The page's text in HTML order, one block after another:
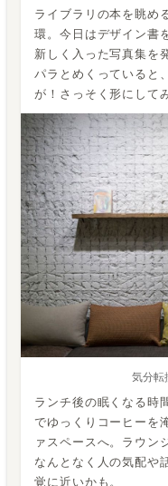
ライブラリの本を眺め
環。今日はデザイン書
新しく入った写真集を
パラとめくっていると
が！さっそく形にして
気分転
ランチ後の眠くなる時
でゆっくりコーヒーを
ァスペースへ。ラウン
なんとなく人の気配や
覚に近いかも。